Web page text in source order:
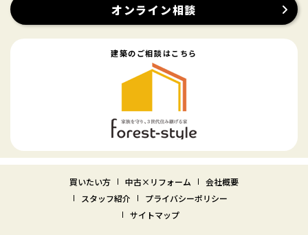
オンライン相談
建築のご相談はこちら
買いたい方 中古×リフォーム
会社概要
スタッフ紹介
プライバシーポリシー
サイトマップ